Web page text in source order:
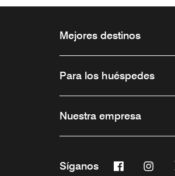
Mejores destinos
Para los huéspedes
Nuestra empresa
Síganos Facebook
Abre unaAbre